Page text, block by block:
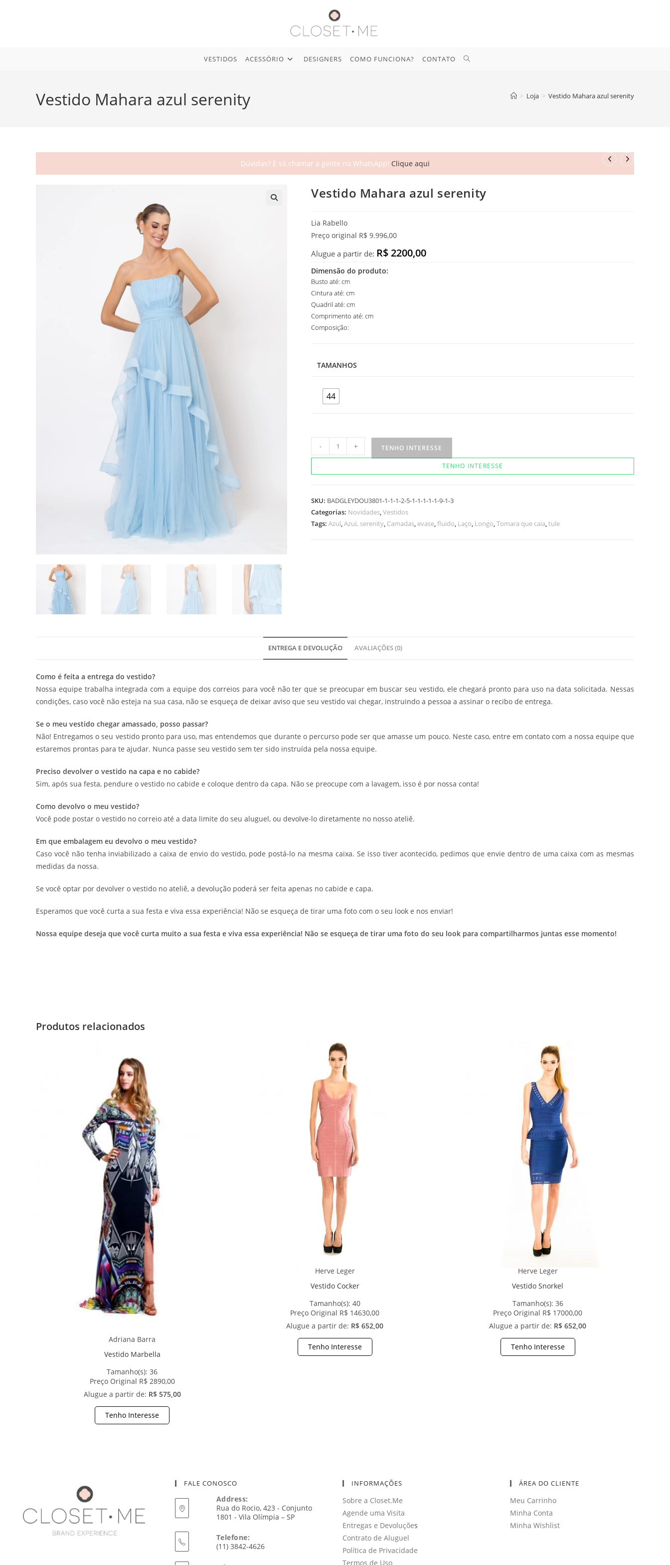
VESTIDOS ACESSÓRIO DESIGNERS COMO FUNCIONA? CONTATO ALTERNAR
Vestido Mahara azul serenity > Loja > Vestido Mahara azul serenity
Dúvidas? É só chamar a gente no WhatsApp! Clique aqui
Vestido Mahara azul serenity
Lia Rabello
Preço original R$ 9.996,00
Alugue a partir de: R$ 2200,00
Dimensão do produto:
Busto até: cm
Cintura até: cm
Quadril até: cm
Comprimento até: cm
Composição:
TAMANHOS
44
Mahara
- + TENHO INTERESSE
TENHO INTERESSE
SKU: BADGLEYDOU3801-1-1-1-2-5-1-1-1-1-1-9-1-3
Categorias: Novidades,Vestidos
Tags: Azul,AzuL serenity, Camadas, evase,fluido, Laço, Longo,Tomara que caia,tule
ENTREGA E DEVOLUÇÃO AVALIAÇÕES (0)
Como é feita a entrega do vestido?
Nossa equipe trabalha integrada com a equipe dos correios para você não ter que se preocupar em buscar seu vestido, ele chegará pronto para uso na data solicitada. Nessas
condições, caso você não esteja na sua casa, não se esqueça de deixar aviso que seu vestido vai chegar, instruindo a pessoa a assinar o recibo de entrega.
Se o meu vestido chegar amassado, posso passar?
Não! Entregamos o seu vestido pronto para uso, mas entendemos que durante o percurso pode ser que amasse um pouco. Neste caso, entre em contato com a nossa equipe que
estaremos prontas para te ajudar. Nunca passe seu vestido sem ter sido instruída pela nossa equipe.
Preciso devolver o vestido na capa e no cabide?
Sim, após sua festa, pendure o vestido no cabide e coloque dentro da capa. Não se preocupe com a lavagem, isso é por nossa conta!
Como devolvo o meu vestido?
Você pode postar o vestido no correio até a data limite do seu aluguel, ou devolve-lo diretamente no nosso ateliê.
Em que embalagem eu devolvo o meu vestido?
Caso você não tenha inviabilizado a caixa de envio do vestido, pode postá-lo na mesma caixa. Se isso tiver acontecido, pedimos que envie dentro de uma caixa com as mesmas
medidas da nossa.
Se você optar por devolver o vestido no ateliê, a devolução poderá ser feita apenas no cabide e capa.
Esperamos que você curta a sua festa e viva essa experiência! Não se esqueça de tirar uma foto com o seu look e nos enviar!
Nossa equipe deseja que você curta muito a sua festa e viva essa experiência! Não se esqueça de tirar uma foto do seu look para compartilharmos juntas esse momento!
Produtos relacionados
Adriana Barra
Vestido Marbella
Tamanho(s):36
Preço Original R$ 2890,00
Alugue a partir de: R$ 575,00
Tenho Interesse
Herve Leger
Vestido Cocker
Tamanho(s): 40
Preço Original R$ 14630,00
Alugue a partir de: R$ 652,00
Tenho Interesse
Herve Leger
Vestido Snorkel
Tamanho(s): 36
Preço Original R$ 17000,00
Alugue a partir de: R$ 652,00
Tenho Interesse
FALE CONOSCO
Address:
Rua do Rocio, 423 - Conjunto
1801 - Vila Olímpia – SP
Telefone:
(11) 3842-4626
INFORMAÇÕES
Sobre a Closet.Me
Agende uma Visita
Entregas e Devoluções
Contrato de Aluguel
Política de Privacidade
Termos de Uso
ÁREA DO CLIENTE
Meu Carrinho
Minha Conta
Minha Wishlist